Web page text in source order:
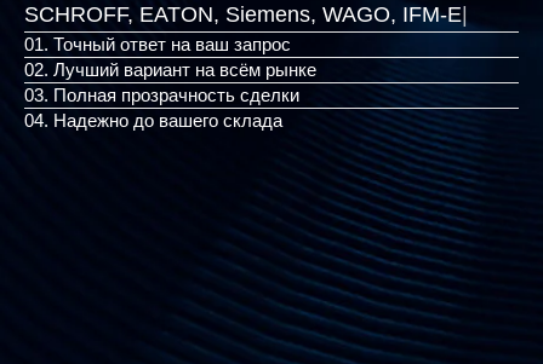
SCHROFF, EATON, Siemens,
01. Точный ответ на ваш запрос
02. Лучший вариант на всём рынке
03. Полная прозрачность сделки
04. Надежно до вашего склада